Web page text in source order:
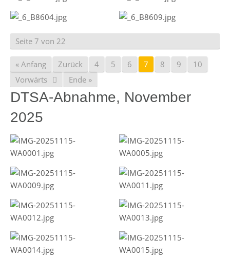
Seite 7 von 22
« Anfang Zurück 4 5 6 7 8 9
10
Vorwärts
Ende »
DTSA-Abnahme, November
2025